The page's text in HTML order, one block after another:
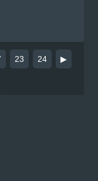
23 24 ▶